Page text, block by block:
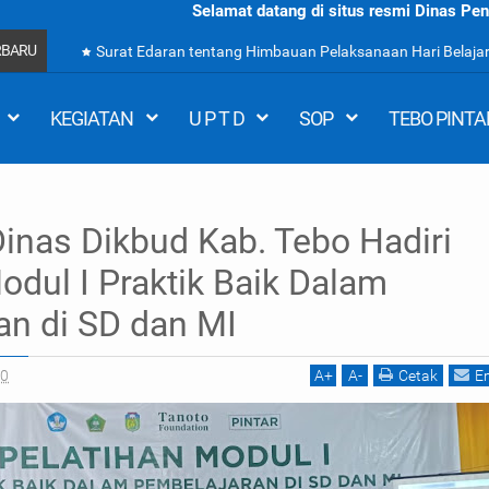
Selamat datang di situs resmi Dinas Pendidikan dan
Surat Edaran tentang Himbauan Pelaksanaan Hari
KEGIATAN U P T D SOP TEBO
Hadiri Pelatihan Modul I Praktik Baik Dalam Pembelajaran di SD dan MI
Dikbud Kab. Tebo Hadiri
I Praktik Baik Dalam
di SD dan MI
A+ A- Cetak